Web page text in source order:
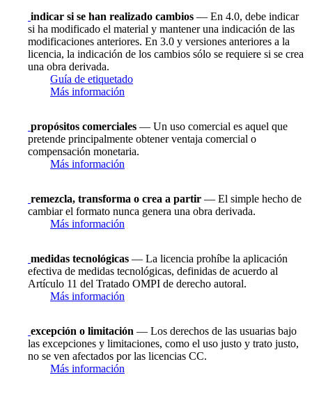
indicar si se han realizado cambios — En 4.0, debe indicar
si ha modificado el material y mantener una indicación de las
modificaciones anteriores. En 3.0 y versiones anteriores a la
licencia, la indicación de los cambios sólo se requiere si se crea
una obra derivada.
Guía de etiquetado
Más información
propósitos comerciales — Un uso comercial es aquel que
pretende principalmente obtener ventaja comercial o
compensación monetaria.
Más información
remezcla, transforma o crea a partir — El simple hecho de
cambiar el formato nunca genera una obra derivada.
Más información
medidas tecnológicas — La licencia prohíbe la aplicación
efectiva de medidas tecnológicas, definidas de acuerdo al
Artículo 11 del Tratado OMPI de derecho autoral.
Más información
excepción o limitación — Los derechos de las usuarias bajo
las excepciones y limitaciones, como el uso justo y trato justo,
no se ven afectados por las licencias CC.
Más información